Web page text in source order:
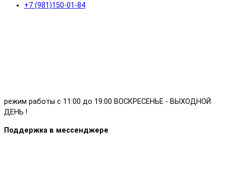
+7 (981)150-01-84
режим работы с 11:00 до 19:00 ВОСКРЕСЕНЬЕ - ВЫХОДНОЙ
ДЕНЬ !
Поддержка в мессенджере